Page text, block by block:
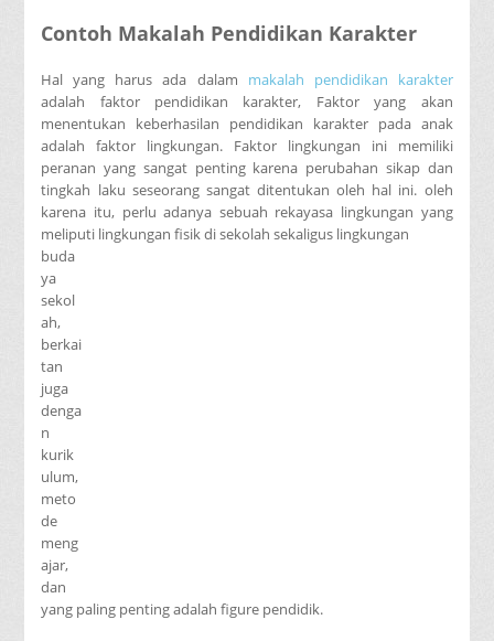
Contoh Makalah Pendidikan Karakter
Hal yang harus ada dalam makalah pendidikan karakter
adalah faktor pendidikan karakter, Faktor yang akan
menentukan keberhasilan pendidikan karakter pada anak
adalah faktor lingkungan. Faktor lingkungan ini memiliki
peranan yang sangat penting karena perubahan sikap dan
tingkah laku seseorang sangat ditentukan oleh hal ini. oleh
karena itu, perlu adanya sebuah rekayasa lingkungan yang
meliputi lingkungan fisik di sekolah sekaligus lingkungan
buda
ya
sekol
ah,
berkai
tan
juga
denga
n
kurik
ulum,
meto
de
meng
ajar,
dan
yang paling penting adalah figure pendidik.